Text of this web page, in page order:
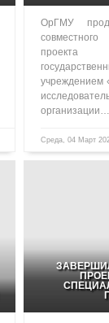
ОрГМУ
проекта
учреждением
организации…
Среда, 04 Март